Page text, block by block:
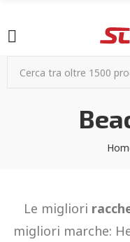
Le migliori
migliori marche: